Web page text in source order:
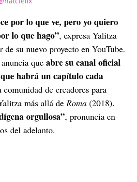
por lo que ve, pero yo quiero
lo que hago”, expresa Yalitza
su nuevo proyecto en YouTube.
que abre su canal oficial
habrá un capítulo cada
comunidad de creadores para
más allá de Roma (2018).
orgullosa”, pronuncia en
del adelanto.